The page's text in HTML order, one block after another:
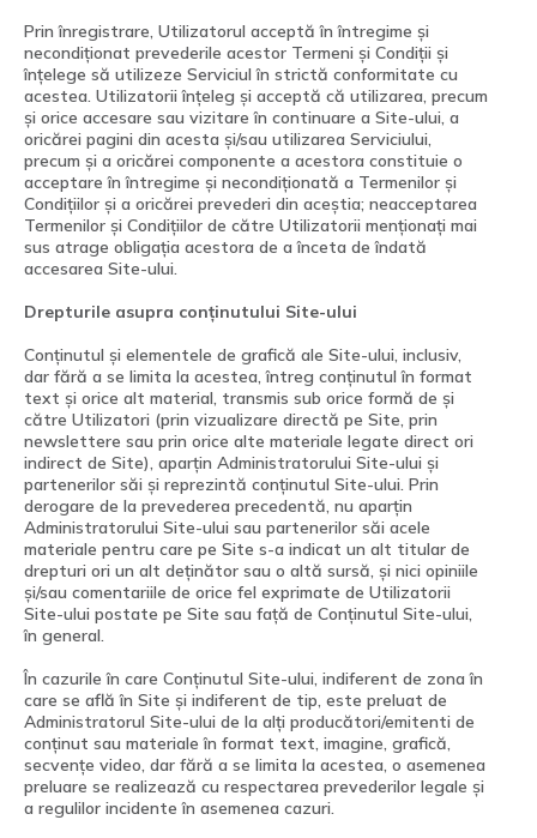
Prin înregistrare, Utilizatorul acceptă în întregime și
necondiționat prevederile acestor Termeni și Condiții și
înțelege să utilizeze Serviciul în strictă conformitate cu
acestea. Utilizatorii înțeleg și acceptă că utilizarea, precum
și orice accesare sau vizitare în continuare a Site-ului, a
oricărei pagini din acesta și/sau utilizarea Serviciului,
precum și a oricărei componente a acestora constituie o
acceptare în întregime și necondiționată a Termenilor și
Condițiilor și a oricărei prevederi din aceștia; neacceptarea
Termenilor și Condițiilor de către Utilizatorii menționați mai
sus atrage obligația acestora de a înceta de îndată
accesarea Site-ului.
Drepturile asupra conținutului Site-ului
Conținutul și elementele de grafică ale Site-ului, inclusiv,
dar fără a se limita la acestea, întreg conținutul în format
text și orice alt material, transmis sub orice formă de și
către Utilizatori (prin vizualizare directă pe Site, prin
newslettere sau prin orice alte materiale legate direct ori
indirect de Site), aparțin Administratorului Site-ului și
partenerilor săi și reprezintă conținutul Site-ului. Prin
derogare de la prevederea precedentă, nu aparțin
Administratorului Site-ului sau partenerilor săi acele
materiale pentru care pe Site s-a indicat un alt titular de
drepturi ori un alt deținător sau o altă sursă, și nici opiniile
și/sau comentariile de orice fel exprimate de Utilizatorii
Site-ului postate pe Site sau față de Conținutul Site-ului,
în general.
În cazurile în care Conținutul Site-ului, indiferent de zona în
care se află în Site și indiferent de tip, este preluat de
Administratorul Site-ului de la alți producători/emitenti de
conținut sau materiale în format text, imagine, grafică,
secvențe video, dar fără a se limita la acestea, o asemenea
preluare se realizează cu respectarea prevederilor legale și
a regulilor incidente în asemenea cazuri.